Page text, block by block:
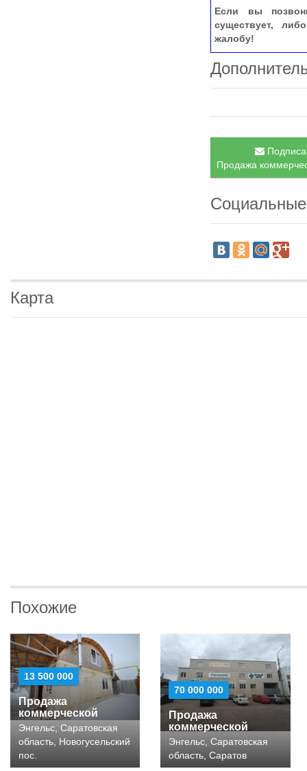
Если вы
существует,
жалобу!
Продажа
Карта
Похожие
13 500 000
Продажа
коммерческой
Энгельс, Саратовская
область, Новогусельский
пос.
70 000 000
Продажа
коммерческой
Энгельс, Саратовская
область, Саратов